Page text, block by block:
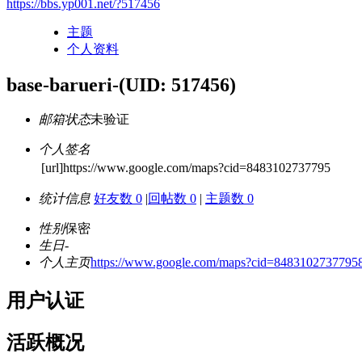
https://bbs.yp001.net/?517456
主题
个人资料
base-barueri-(UID: 517456)
邮箱状态未验证
个人签名
[url]https://www.google.com/maps?cid=8483102737795
统计信息 好友数 0 |回帖数 0 | 主题数 0
性别保密
生日-
个人主页https://www.google.com/
用户认证
活跃概况